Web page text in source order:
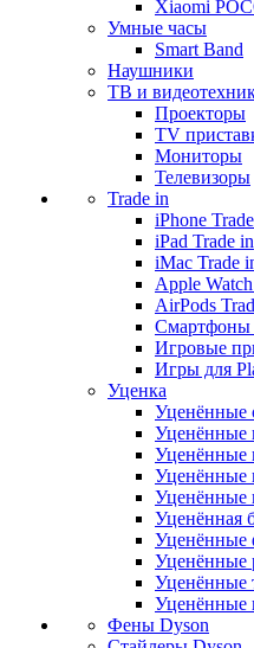
Xiaomi
Умные часы
Smart Band
Наушники
ТВ и
Проекторы
TV
Мониторы
Телевизоры
Trade in
iPhone
iPad Trade in
iMac Trade
Apple
AirPods
Смартфоны
Игровые
Игры для
Уценка
Уценённые
Уценённые
Уценённые
Уценённые
Уценённые
Уценённая
Уценённые
Уценённые
Уценённые
Уценённые
Фены Dyson